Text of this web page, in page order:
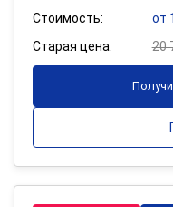
Стоимость:
от
Старая цена:
20